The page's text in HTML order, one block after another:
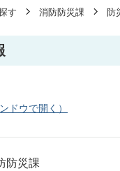
す 消防防災課 防
ドウで開く）
防災課